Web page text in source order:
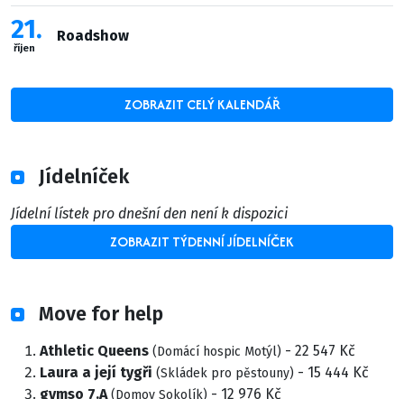
21
říjen
Roadshow
ZOBRAZIT CELÝ KALENDÁŘ
Jídelníček
Jídelní lístek pro dnešní den není k dispozici
ZOBRAZIT TÝDENNÍ JÍDELNÍČEK
Move for help
Athletic Queens (Domácí hospic Motýl) - 22 547 Kč
Laura a její tygři (Skládek pro pěstouny) - 15 444 Kč
gymso 7.A (Domov Sokolík) - 12 976 Kč